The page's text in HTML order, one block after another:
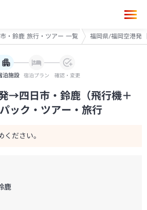
・鈴鹿 旅行・ツアー 一覧 福岡県/福岡空港発
泊施設 宿泊プラン 確認・変更
→四日市・鈴鹿（飛行機＋
ック・ツアー・旅行
ください。
鹿